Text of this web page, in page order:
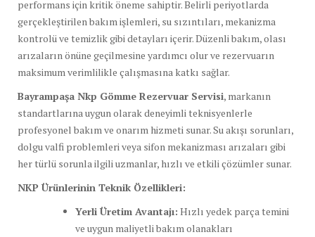
performans için kritik öneme sahiptir. Belirli periyotlarda
gerçekleştirilen bakım işlemleri, su sızıntıları, mekanizma
kontrolü ve temizlik gibi detayları içerir. Düzenli bakım, olası
arızaların önüne geçilmesine yardımcı olur ve rezervuarın
maksimum verimlilikle çalışmasına katkı sağlar.
Bayrampaşa Nkp Gömme Rezervuar Servisi, markanın
standartlarına uygun olarak deneyimli teknisyenlerle
profesyonel bakım ve onarım hizmeti sunar. Su akışı sorunları,
dolgu valfi problemleri veya sifon mekanizması arızaları gibi
her türlü sorunla ilgili uzmanlar, hızlı ve etkili çözümler sunar.
NKP Ürünlerinin Teknik Özellikleri:
Yerli Üretim Avantajı: Hızlı yedek parça temini
ve uygun maliyetli bakım olanakları